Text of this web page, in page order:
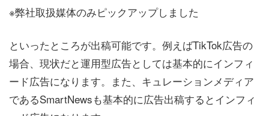
※弊社取扱媒体のみピックアップしました
といったところが出稿可能です。例えばTikTok広告の
場合、現状だと運用型広告としては基本的にインフィ
ード広告になります。また、キュレーションメディア
であるSmartNewsも基本的に広告出稿するとインフィ